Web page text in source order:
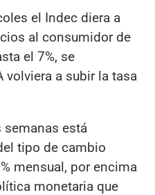
el Indec diera a
al consumidor de
el 7%, se
volviera a subir la tasa
semanas está
tipo de cambio
mensual, por encima
monetaria que